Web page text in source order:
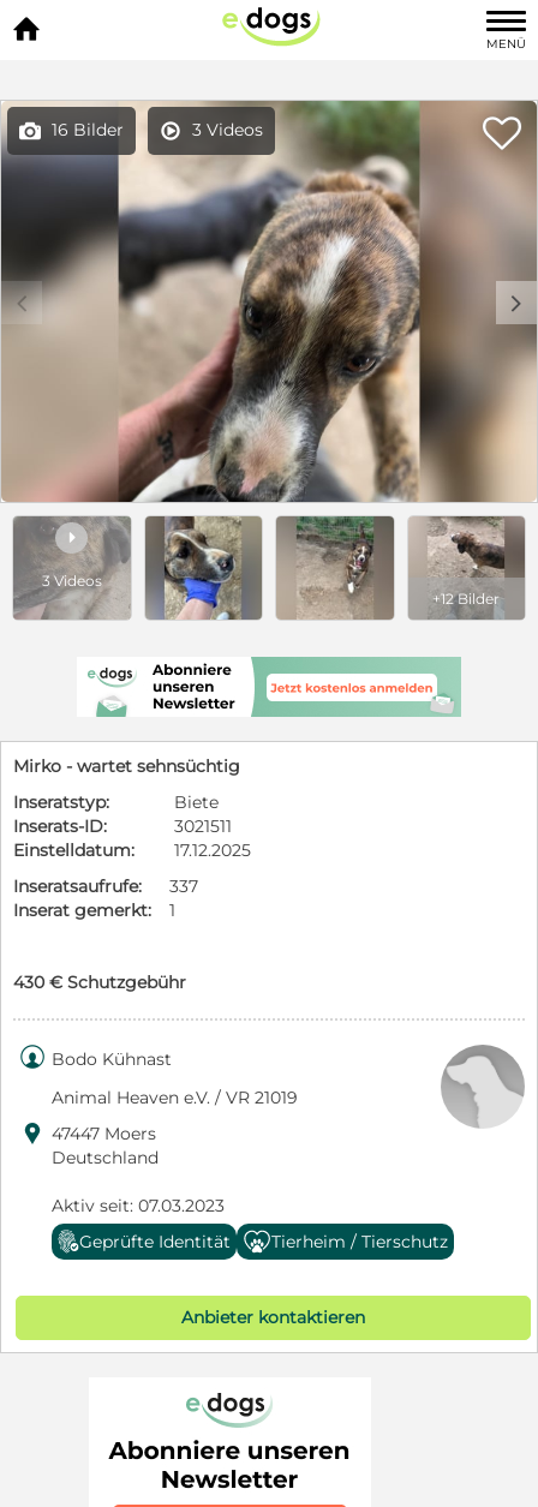

MENÜ
 16 Bilder  3 Videos 
c d

3 Videos
+12 Bilder
Mirko - wartet sehnsüchtig
Inseratstyp:
Biete
Inserats-ID:
3021511
Einstelldatum:
17.12.2025
Inseratsaufrufe:
337
Inserat gemerkt:
1
430 € Schutzgebühr
 Bodo Kühnast
Animal Heaven e.V. / VR 21019
 47447 Moers
Deutschland
Aktiv seit: 07.03.2023
Geprüfte Identität
Tierheim / Tierschutz
Anbieter kontaktieren